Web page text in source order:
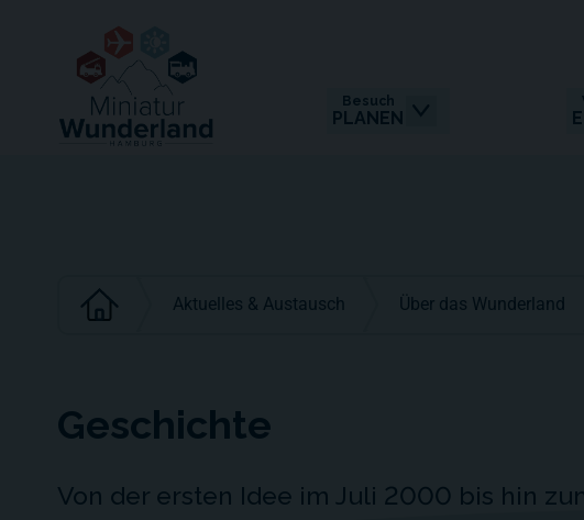
Besuch
PLANEN
Aktuelles & Austausch Über das Wunderland
Geschichte
Von der ersten Idee im Juli 2000 bis hin